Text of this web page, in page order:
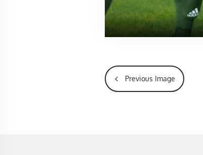
Previous Image